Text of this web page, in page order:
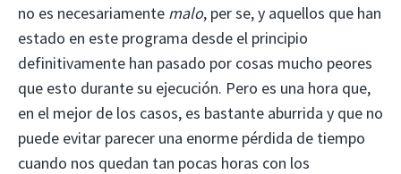
no es necesariamente malo, per se, y aquellos que han
estado en este programa desde el principio
definitivamente han pasado por cosas mucho peores
que esto durante su ejecución. Pero es una hora que,
en el mejor de los casos, es bastante aburrida y que no
puede evitar parecer una enorme pérdida de tiempo
cuando nos quedan tan pocas horas con los